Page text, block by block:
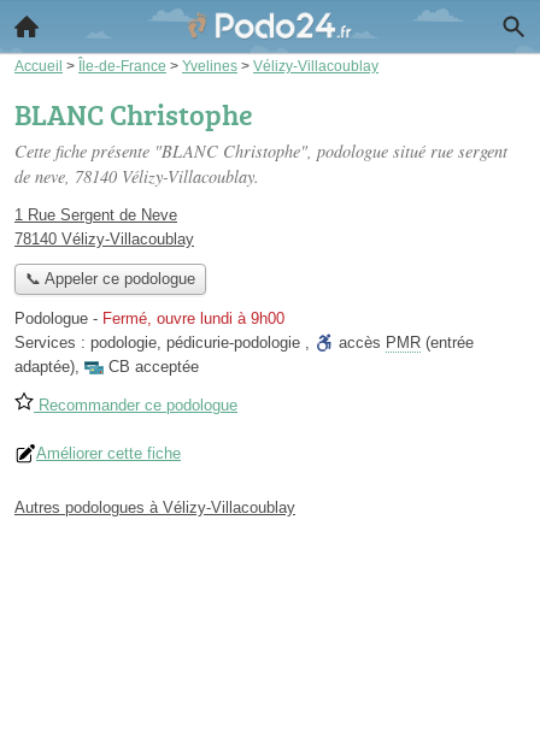
Accueil > Île-de-France > Yvelines > Vélizy-Villacoublay
BLANC Christophe
Cette fiche présente "BLANC Christophe", podologue situé rue sergent
de neve, 78140 Vélizy-Villacoublay.
1 Rue Sergent de Neve
78140 Vélizy-Villacoublay
📞 Appeler ce podologue
Podologue - Fermé, ouvre lundi à 9h00
Services : podologie, pédicurie-podologie , accès PMR (entrée
adaptée), CB acceptée
Recommander ce podologue
Améliorer cette fiche
Autres podologues à Vélizy-Villacoublay